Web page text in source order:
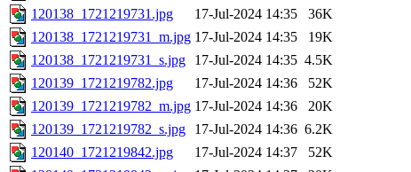
120138_1721219731.jpg
17-Jul-2024 14:35
36K
120138_1721219731_m.jpg 17-Jul-2024 14:35
19K
120138_1721219731_s.jpg
17-Jul-2024 14:35 4.5K
120139_1721219782.jpg
17-Jul-2024 14:36
52K
120139_1721219782_m.jpg 17-Jul-2024 14:36
20K
120139_1721219782_s.jpg
17-Jul-2024 14:36 6.2K
120140_1721219842.jpg
17-Jul-2024 14:37
52K